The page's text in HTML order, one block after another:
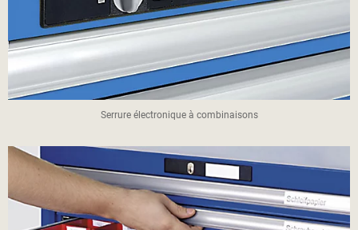
Serrure électronique à combinaisons